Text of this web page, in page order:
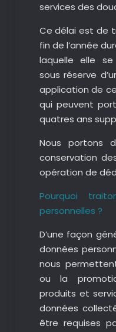
services des
Ce délai est de
fin de l’année
laquelle elle
sous réserve
application de
qui peuvent
quatres ans
Nous portons
conservation
opération de
Pourquoi
personnelles ?
D’une façon
données
nous
ou la
produits et
données
être requises